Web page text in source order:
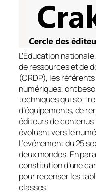
L’Éducation
de ressources et de
(CRDP), les
numériques, ont
techniques qui
d’équipements, de
éditeurs de
évoluant vers le
L’événement du 25
deux mondes. En
constitution d’une
pour recenser les
classes.